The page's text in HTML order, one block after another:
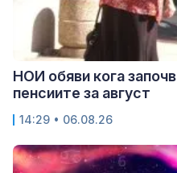
НОИ обяви кога
пенсиите за август
14:29 • 06.08.26